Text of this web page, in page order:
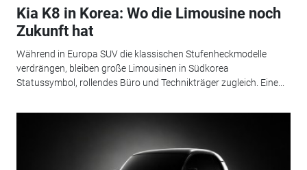
Kia K8 in Korea: Wo die Limousine noch
Zukunft hat
Während in Europa SUV die klassischen Stufenheckmodelle
verdrängen, bleiben große Limousinen in Südkorea
Statussymbol, rollendes Büro und Technikträger zugleich. Eine...